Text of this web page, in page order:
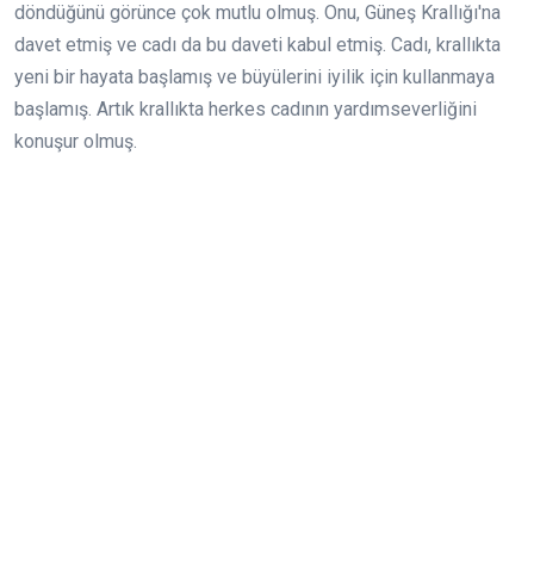
döndüğünü görünce çok mutlu olmuş. Onu, Güneş Krallığı'na
davet etmiş ve cadı da bu daveti kabul etmiş. Cadı, krallıkta
yeni bir hayata başlamış ve büyülerini iyilik için kullanmaya
başlamış. Artık krallıkta herkes cadının yardımseverliğini
konuşur olmuş.